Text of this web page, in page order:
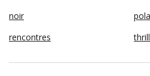
noir
rencontres